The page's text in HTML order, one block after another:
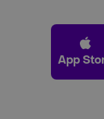
App